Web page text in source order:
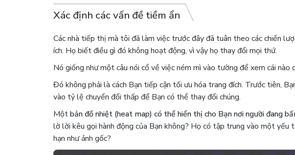
Xác định các vấn đề tiềm ẩn
Các nhà tiếp thị mà tôi đã làm việc trước đây đã tuân theo các chiến
ích. Họ biết điều gì đó không hoạt động, vì vậy họ thay đổi mọi thứ.
Nó giống như một câu nói cổ về việc ném mì vào tường để xem cái nào
Đó không phải là cách Bạn tiếp cận tối ưu hóa trang đích. Trước tiên,
vào tỷ lệ chuyển đổi thấp để Bạn có thể thay đổi chúng.
Mộtbản đồ nhiệt (heat map) có thể hiển thị cho Bạn nơi người đang
lờ lời kêu gọi hành động của Bạn không? Họ có tập trung vào một yếu
hạn như ảnh gốc?